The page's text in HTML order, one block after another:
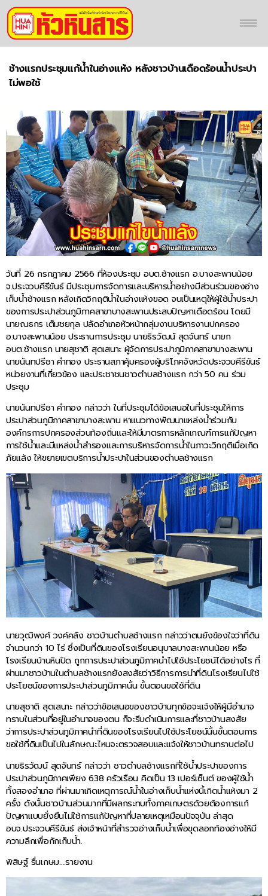
ช้างแรกประชุมแก้น้ำในอ่างแห้ง หลังชาวบ้านเดือดร้อนน้ำประปา
ไม่พอใช้
วันที่ 26 กรกฎาคม 2566 ที่ห้องประชุม อบต.ช้างแรก อ.บางสะพานน้อย
จ.ประจวบคีรีขันธ์ มีประชุมการจัดการและบริหารน้ำอย่างมีส่วนร่วมของอ่าง
เก็บน้ำช้างแรก หลังเกิดวิกฤติน้ำในอ่างแห้งขอด จนเป็นเหตุให้ผู้ใช้น้ำประปา
ของการประปาส่วนภูมิภาคสาขาบางสะพานประสบปัญหาเดือดร้อน โดยมี
นายณธกร เต็มชยกุล ปลัดอำเภอหัวหน้ากลุ่มงานบริหารงานปกครอง
อ.บางสะพานน้อย ประธานการประชุม นายธิรวัฒน์ สุดจันทร์ นายก
อบต.ช้างแรก นายสุชาติ สุดเสนาะ ผู้จัดการประปาภูมิภาคสาขาบางสะพาน
นายนันทปรีชา คำทอง ประธานสภาคุ้มครองผู้บริโภคจังหวัดประจวบคีรีขันธ์
หน่วยงานที่เกี่ยวข้อง และประชาชนชาวตำบลช้างแรก กว่า 50 คน ร่วม
ประชุม
นายนันทปรีชา คำทอง กล่าวว่า ในที่ประชุมได้ข้อเสนอในที่ประชุมให้การ
ประปาส่วนภูมิภาคสาขาบางสะพาน หาแนวทางพัฒนาแหล่งน้ำร่วมกับ
องค์กรการปกครองส่วนท้องถิ่นและให้มีมาตรการหลักเกณฑ์การแก้ปัญหา
การใช้น้ำและมีแหล่งน้ำสำรองและการบริหารจัดการน้ำในภาวะวิกฤติเมื่อเกิด
ภัยแล้ง ให้ขยายเขตบริการน้ำประปาในส่วนของตำบลช้างแรก
นายวุฒิพงศ์ วงค์คลัง ชาวบ้านตำบลช้างแรก กล่าวว่าตนยังข้องใจว่าที่ดิน
จำนวนกว่า 10 ไร่ ซึ่งเป็นที่ดินของโรงเรียนอนุบาลบางสะพานน้อย หรือ
โรงเรียนบ้านหินปิด ถูกการประปาส่วนภูมิภาคนำไปใช้ประโยชน์ได้อย่างไร ที่
ผ่านมาชาวบ้านในตำบลช้างแรกยังสงสัยว่าวิธีการการนำที่ดินโรงเรียนไปใช้
ประโยชน์ของการประปาส่วนภูมิภาคนั้น ขั้นตอนขอใช้ที่ดิน
นายสุชาติ สุดเสนาะ กล่าวว่าข้อเสนอของชาวบ้านทุกข้อจะแจ้งให้ผู้มีอำนาจ
ทราบในส่วนที่อยู่ในอำนาจของตน ก็จะรีบดำเนินการและที่ชาวบ้านสงสัย
ว่าการประปาส่วนภูมิภาคนำที่ดินของโรงเรียนไปใช้ประโยชน์นั้นขั้นตอนการ
ขอใช้ที่ดินเป็นไปในลักษณะไหนจะตรวจสอบและแจ้งให้ชาวบ้านทราบต่อไป
นายธิรวัฒน์ สุดจันทร์ กล่าวว่า ชาวตำบลช้างแรกที่ใช้น้ำประปาของการ
ประปาส่วนภูมิภาคเพียง 638 ครัวเรือน คิดเป็น 13 เปอร์เซ็นต์ ของผู้ใช้น้ำ
ทั้งสองอำเภอ ที่ผ่านมาเกิดเหตุการณ์น้ำในอ่างเก็บน้ำแห่งนี้เกิดน้ำแห้งมา 2
ครั้ง ดังนั้นชาวบ้านส่วนมากที่มีผลกระทบทั้งภาคเกษตรด้วยต้องการแก้
ปัญหาแบบยั่งยืนไม่ใช้การแก้ปัญหาที่ปลายเหตุเหมือนปัจจุบัน ล่าสุด
อบจ.ประจวบคีรีขันธ์ ส่งเจ้าหน้าที่สำรวจอ่างเก็บน้ำเพื่อขุดลอกท้องอ่างให้มี
ความลึกเพื่อกักเก็บน้ำ.
พิสิษฐ์ รื่นเกษม….รายงาน